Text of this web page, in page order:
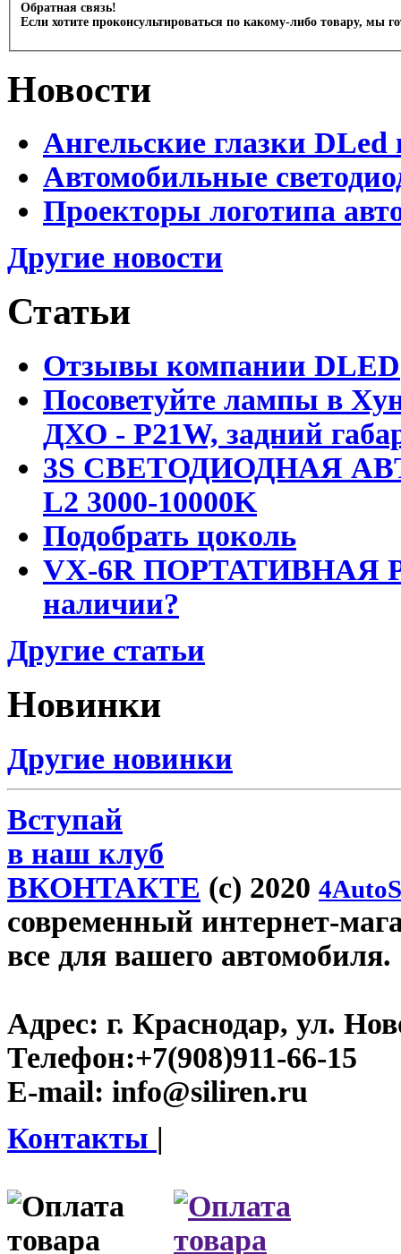
Обратная связь!
Если хотите проконсультироваться по какому-либо товару, мы
Новости
Ангельские глазки DLed
Автомобильные
Проекторы логотипа
Другие новости
Статьи
Отзывы компании DLED
Посоветуйте лампы в
ДХО - P21W, задний
3S СВЕТОДИОДНАЯ
L2 3000-10000K
Подобрать цоколь
VX-6R ПОРТАТИВНАЯ
наличии?
Другие статьи
Новинки
Другие новинки
Вступай
в наш клуб
ВКОНТАКТЕ (c) 2020
современный интернет-
все для вашего автомобиля.
Адрес: г. Краснодар, ул.
Телефон:+7(908)911-66-15
E-mail: info@siliren.ru
Контакты |